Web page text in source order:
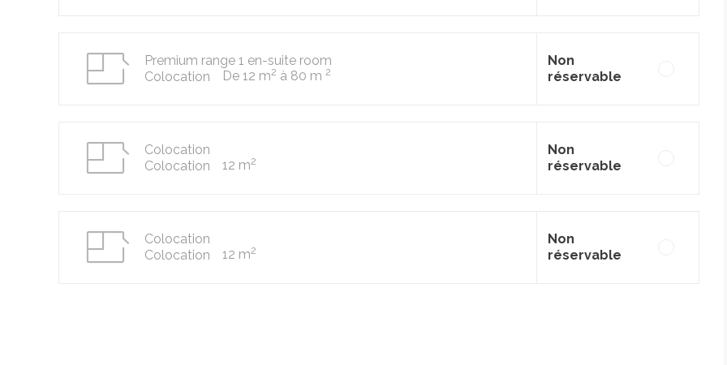
Premium range 1 en-suite room
Colocation
De 12 m2 à 80 m 2
Non
réservable
Colocation
Colocation
12 m2
Non
réservable
Colocation
Colocation
12 m2
Non
réservable